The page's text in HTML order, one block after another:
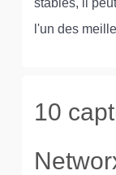
stables, il
l'un des
10